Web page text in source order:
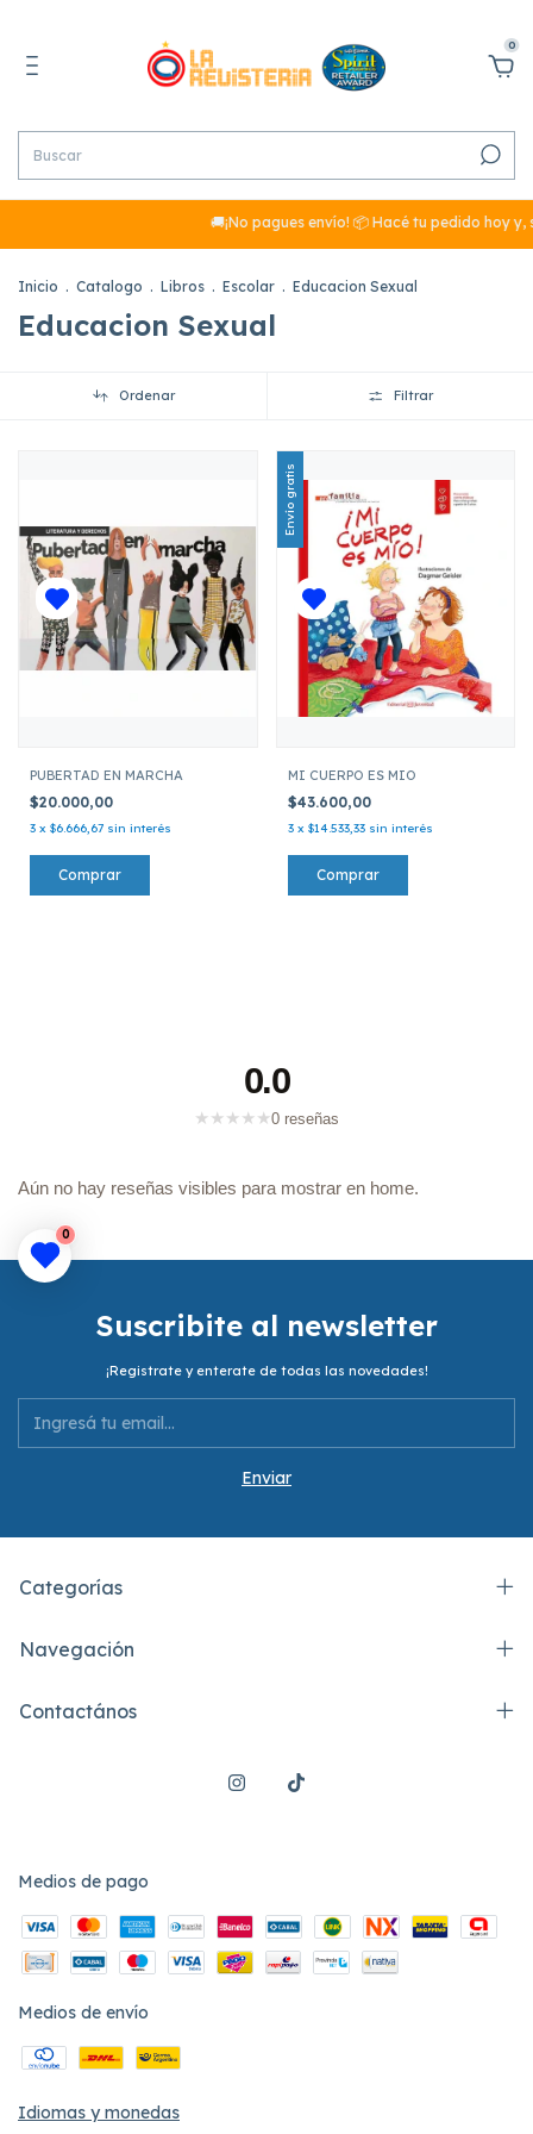
0
🚚¡No pagues envío! 📦 Hacé tu pedido hoy
Inicio . Catalogo . Libros . Escolar . Educacion Sexual
Educacion Sexual
Ordenar Filtrar
PUBERTAD EN MARCHA
$20.000,00
3 x $6.666,67 sin interés
Envío gratis
MI CUERPO ES MIO
$43.600,00
3 x $14.533,33 sin interés
0.0
★ ★ ★ ★ ★0 reseñas
Aún no hay reseñas visibles para mostrar en home.
Suscribite al newsletter
¡Registrate y enterate de todas las novedades!
Categorías
Navegación
Contactános
Medios de pago
Medios de envío
Idiomas y monedas
0